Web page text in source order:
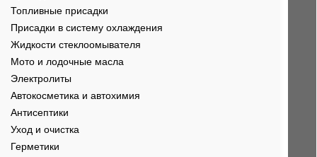
Топливные присадки
Присадки в систему охлаждения
Жидкости стеклоомывателя
Мото и лодочные масла
Электролиты
Автокосметика и автохимия
Антисептики
Уход и очистка
Герметики